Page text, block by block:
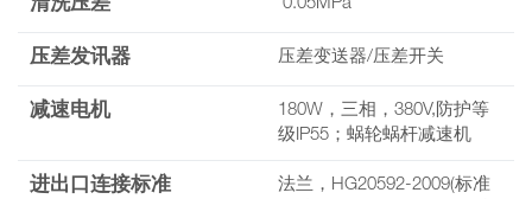
清洗压差 0.05MPa
压差发讯器 压差变送器/压差开关
减速电机
180W，三相，380V,防护等
级IP55；蜗轮蜗杆减速机
进出口连接标准
法兰，HG20592-2009(标准